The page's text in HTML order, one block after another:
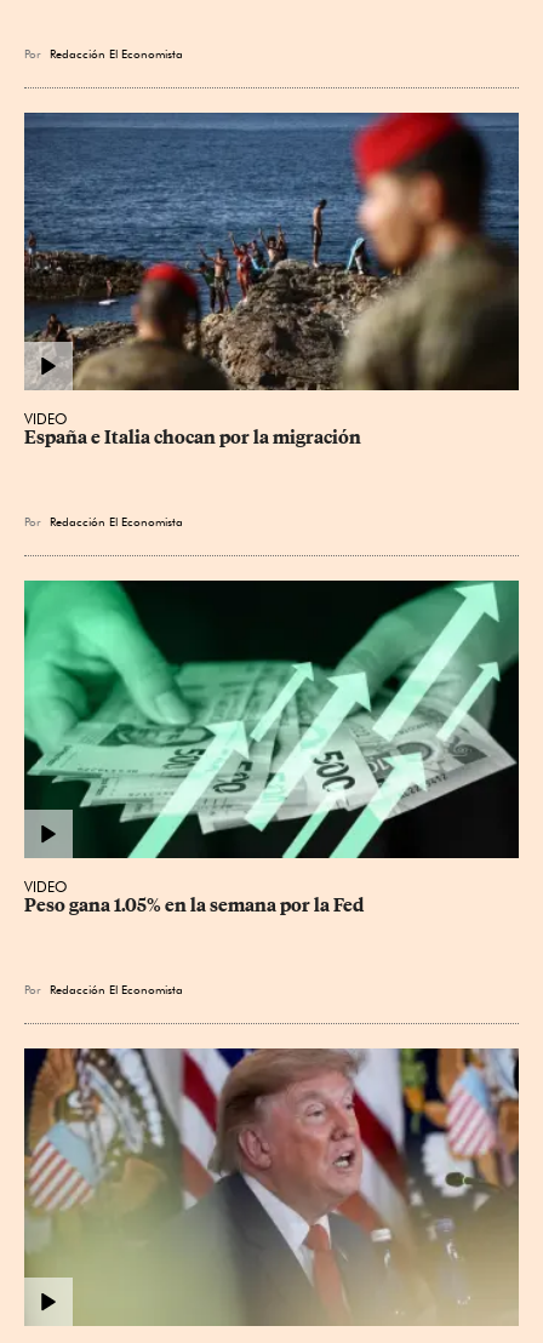
Por Redacción El Economista
VIDEO
España e Italia chocan por la migración
Por Redacción El Economista
VIDEO
Peso gana 1.05% en la semana por la Fed
Por Redacción El Economista